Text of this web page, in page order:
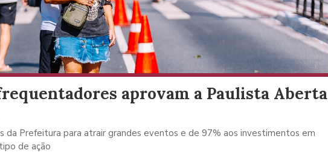
aprovam a Paulista Aberta
Prefeitura para atrair grandes eventos e de 97% aos investimentos em
de ação